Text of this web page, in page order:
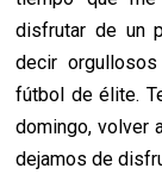
disfrutar de un
decir
fútbol de élite.
domingo, volver
dejamos de